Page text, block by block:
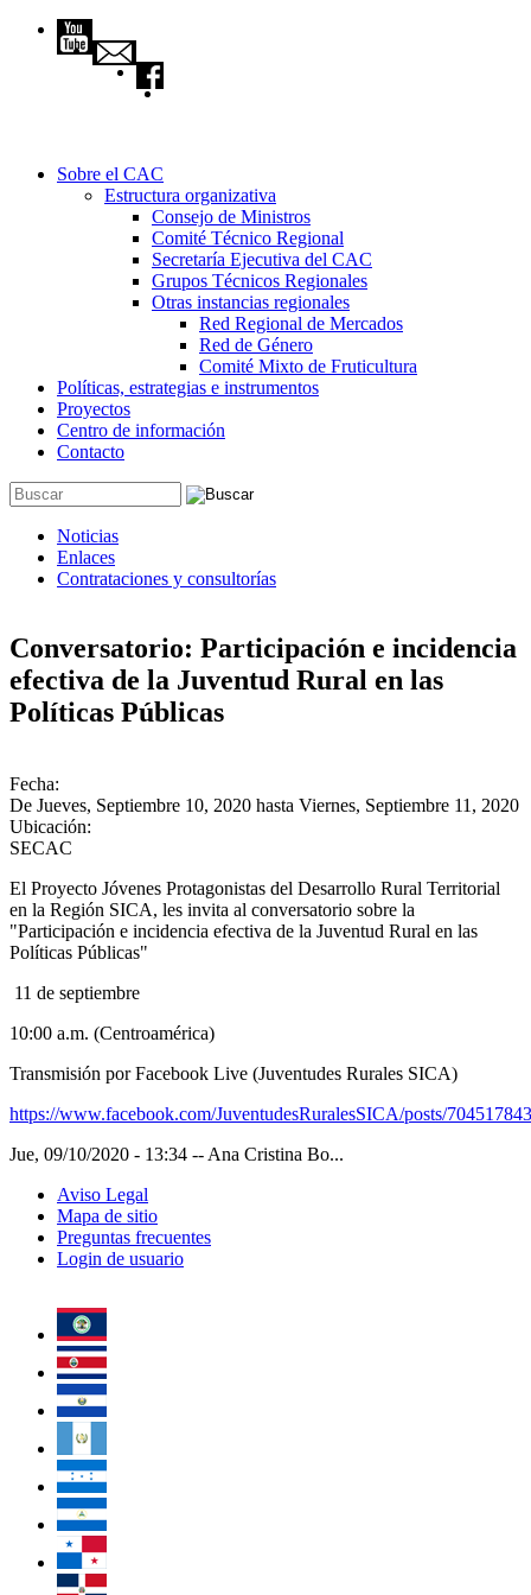
Pasar al contenido principal
Sobre el CAC
Estructura organizativa
Consejo de Ministros
Comité Técnico Regional
Secretaría Ejecutiva del CAC
Grupos Técnicos Regionales
Otras instancias regionales
Red Regional de Mercados
Red de Género
Comité Mixto de Fruticultura
Políticas, estrategias e instrumentos
Proyectos
Centro de información
Contacto
Buscar
Noticias
Enlaces
Contrataciones y consultorías
Conversatorio: Participación e incidencia
efectiva de la Juventud Rural en las
Políticas Públicas
Fecha:
De Jueves, Septiembre 10, 2020 hasta Viernes, Septiembre 11, 2020
Ubicación:
SECAC
El Proyecto Jóvenes Protagonistas del Desarrollo Rural Territorial
en la Región SICA, les invita al conversatorio sobre la
"Participación e incidencia efectiva de la Juventud Rural en las
Políticas Públicas"
11 de septiembre
10:00 a.m. (Centroamérica)
Transmisión por Facebook Live (Juventudes Rurales SICA)
https://www.facebook.com/JuventudesRuralesSICA/posts/
Jue, 09/10/2020 - 13:34 -- Ana Cristina Bo...
Aviso Legal
Mapa de sitio
Preguntas frecuentes
Login de usuario